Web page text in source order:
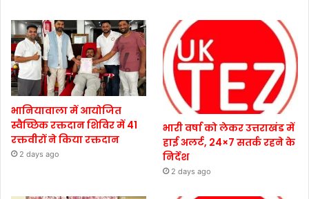
भानियावाला में आयोजित
स्वैच्छिक रक्तदान शिविर में 41
रक्तवीरों ने किया रक्तदान
2 days ago
भारी वर्षा को लेकर उत्तराखंड में
हाई अलर्ट, 24×7 सतर्क रहने के
निर्देश
2 days ago